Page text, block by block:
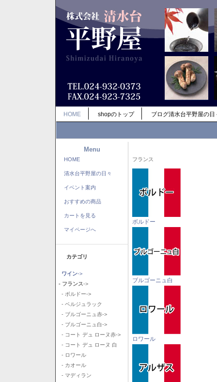
HOME shopのトップ ブログ清水台平野屋の日
Menu
HOME
清水台平野屋の日々
イベント案内
おすすめの商品
カートを見る
マイページへ
カテゴリ
ワイン->
- フランス->
- ボルドー->
- ベルジュラック
- ブルゴーニュ赤->
- ブルゴーニュ白->
- コート デュ ローヌ赤->
- コート デュ ローヌ 白
- ロワール
- カオール
- マディラン
フランス
ボルドー
ブルゴーニュ白
ロワール